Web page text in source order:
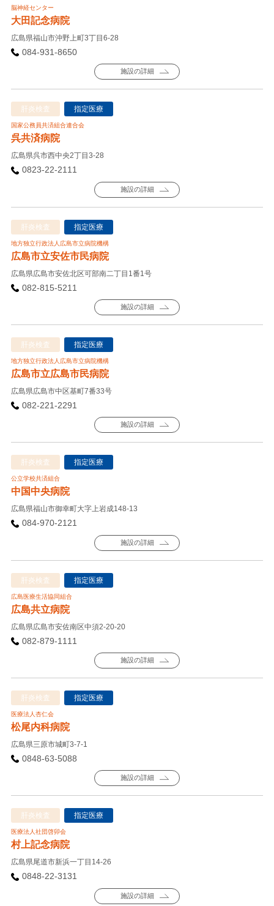
脳神経センター
大田記念病院
広島県福山市沖野上町3丁目6-28
084-931-8650
施設の詳細
肝炎検査 指定医療
国家公務員共済組合連合会
呉共済病院
広島県呉市西中央2丁目3-28
0823-22-2111
施設の詳細
肝炎検査 指定医療
地方独立行政法人広島市立病院機構
広島市立安佐市民病院
広島県広島市安佐北区可部南二丁目1番1号
082-815-5211
施設の詳細
肝炎検査 指定医療
地方独立行政法人広島市立病院機構
広島市立広島市民病院
広島県広島市中区基町7番33号
082-221-2291
施設の詳細
肝炎検査 指定医療
公立学校共済組合
中国中央病院
広島県福山市御幸町大字上岩成148-13
084-970-2121
施設の詳細
肝炎検査 指定医療
広島医療生活協同組合
広島共立病院
広島県広島市安佐南区中須2-20-20
082-879-1111
施設の詳細
肝炎検査 指定医療
医療法人杏仁会
松尾内科病院
広島県三原市城町3-7-1
0848-63-5088
施設の詳細
肝炎検査 指定医療
医療法人社団啓卯会
村上記念病院
広島県尾道市新浜一丁目14-26
0848-22-3131
施設の詳細